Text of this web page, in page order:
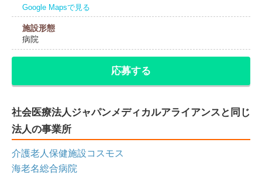
Google Mapsで見る
施設形態
病院
応募する
社会医療法人ジャパンメディカルアライアンスと同じ
法人の事業所
介護老人保健施設コスモス
海老名総合病院